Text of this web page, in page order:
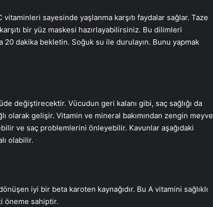
sayesinde yaşlanma karşıtı faydalar sağlar. Taze
bir yüz maskesi hazırlayabilirsiniz. Bu dilimleri
dakika bekletin. Soğuk su ile durulayın. Bunu yapmak
değiştirecektir. Vücudun geri kalanı gibi, saç sağlığı da
olarak gelişir. Vitamin ve mineral bakımından zengin meyve
ve saç problemlerini önleyebilir. Kavunlar aşağıdaki
olabilir.
iyi bir beta karoten kaynağıdır. Bu A vitamini sağlıklı
öneme sahiptir.